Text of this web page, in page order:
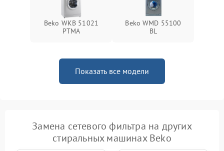
Beko WKB 51021
PTМА
Beko WMD 55100
BL
Показать все модели
Замена сетевого фильтра на других
стиральных машинах Beko